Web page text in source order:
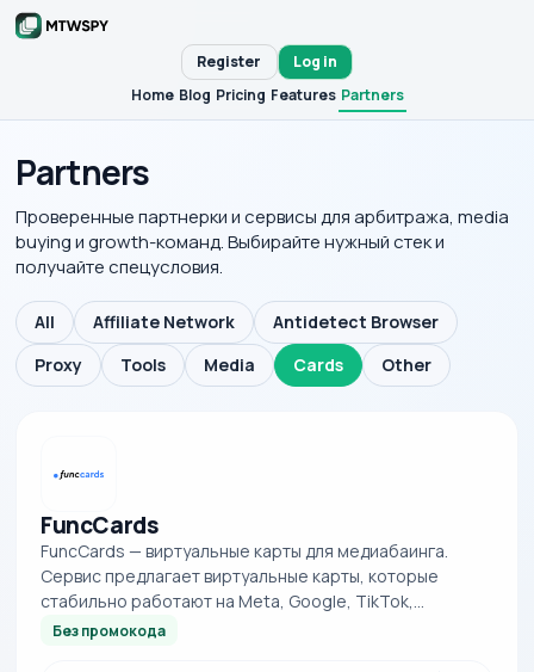
Home Blog Pricing Features Partners
Register Log in
Partners
Проверенные партнерки и сервисы для арбитража, media
buying и growth-команд. Выбирайте нужный стек и
получайте спецусловия.
All Affiliate Network
Antidetect Browser
Proxy
Tools Media Cards Other
FuncCards
FuncCards — виртуальные карты для медиабаинга.
Сервис предлагает виртуальные карты, которые
стабильно работают на Meta, Google, TikTok,
Snapchat, Taboola и других рекламных платформах....
Без промокода